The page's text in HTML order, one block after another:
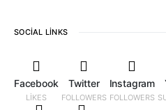
SOCIAL LINKS
Facebook
LIKES
Twitter
FOLLOWERS
Instagram
FOLLOWERS